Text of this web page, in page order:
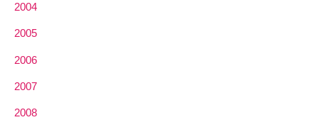
2004
2005
2006
2007
2008